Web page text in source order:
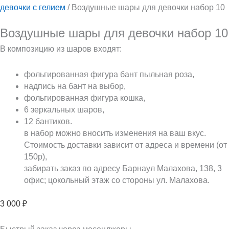
девочки с гелием / Воздушные шары для девочки набор 10
Воздушные шары для девочки набор 10
В композицию из шаров входят:
фольгированная фигура бант пыльная роза,
надпись на бант на выбор,
фольгированная фигура кошка,
6 зеркальных шаров,
12 бантиков.
в набор можно вносить изменения на ваш вкус.
Стоимость доставки зависит от адреса и времени (от
150р),
забирать заказ по адресу Барнаул Малахова, 138, 3
офис; цокольный этаж со стороны ул. Малахова.
3 000 ₽